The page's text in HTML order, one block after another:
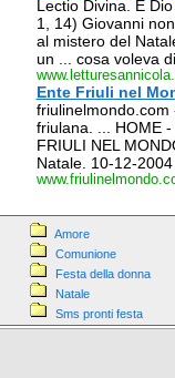
Lectio Divina. E
1, 14) Giovanni
al mistero del
un ... cosa voleva
Ente Friuli nel
friulinelmondo.com
friulana. ... HOME
FRIULI NEL
Natale. 10-12-
Amore
Comunione
Festa della donna
Natale
Sms pronti festa